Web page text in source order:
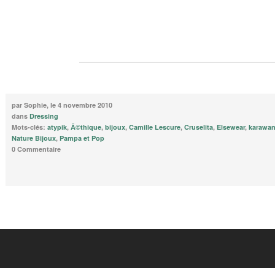
par Sophie, le 4 novembre 2010
dans Dressing
Mots-clés: atypik, Ã©thique, bijoux, Camille Lescure, Cruselita, Elsewear, karawan
Nature Bijoux, Pampa et Pop
0 Commentaire